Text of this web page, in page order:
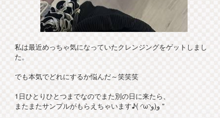
私は最近めっちゃ気になっていたクレンジングをゲットしまし
た。
でも本気でどれにするか悩んだ～笑笑笑
1日ひとりひとつまでなのでまた別の日に来たら、
またまたサンプルがもらえちゃいます♪( ◜ω◝و(و "